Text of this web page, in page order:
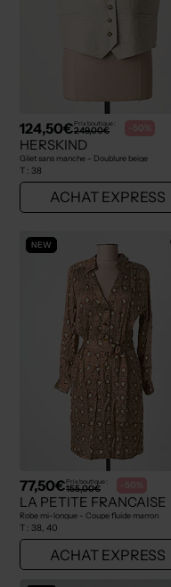
124,50€Prix boutique :
249,00€ -50%
HERSKIND
Gilet sans manche - Doublure beige
T : 38
ACHAT EXPRESS
NEW
77,50€Prix boutique :
155,00€ -50%
LA PETITE FRANCAISE
Robe mi-longue - Coupe fluide marron
T : 38, 40
ACHAT EXPRESS